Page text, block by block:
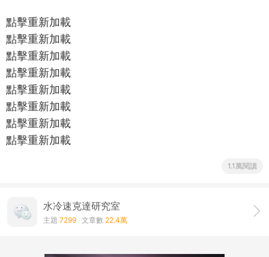
點擊重新加載
點擊重新加載
點擊重新加載
點擊重新加載
點擊重新加載
點擊重新加載
點擊重新加載
點擊重新加載
1.1萬閱讀
水冷速克達研究室
主題 7299 文章數 22.4萬